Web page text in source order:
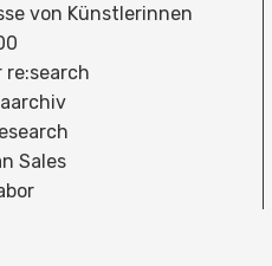
von Künstlerinnen
re:search
Sales